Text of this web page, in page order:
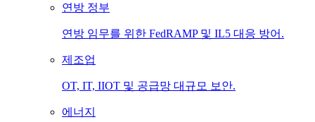
연방 정부
연방 임무를 위한 FedRAMP 및 IL5 대응 방어.
제조업
OT, IT, IIOT 및 공급망 대규모 보안.
에너지